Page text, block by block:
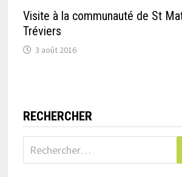
Visite à la communauté de St
Tréviers
3 août 2016
RECHERCHER
Rechercher :